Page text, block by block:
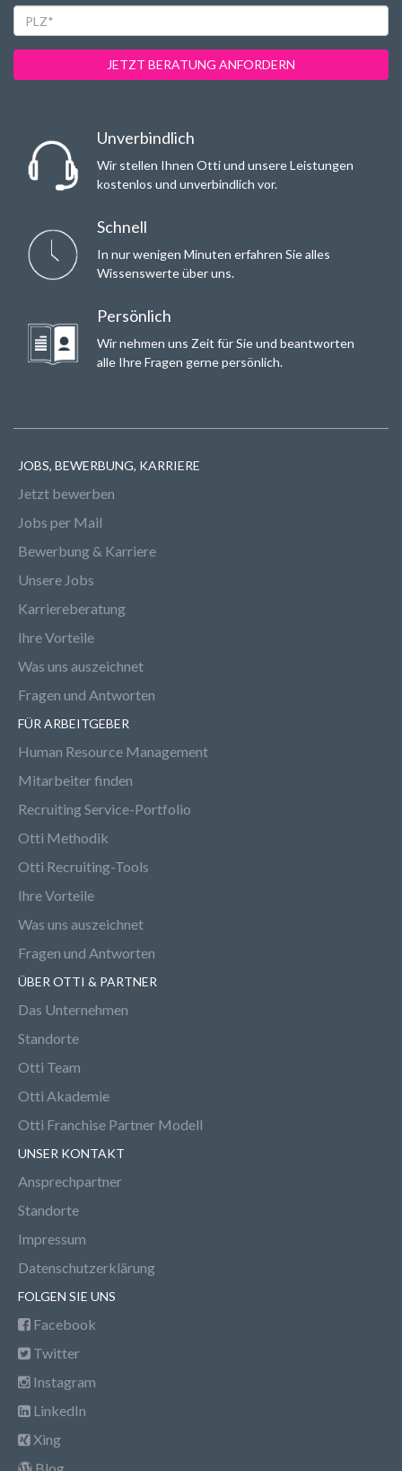
Email*
JETZT BERATUNG ANFORDERN
Unverbindlich
Wir stellen Ihnen Otti und unsere Leistungen
kostenlos und unverbindlich vor.
Schnell
In nur wenigen Minuten erfahren Sie alles
Wissenswerte über uns.
Persönlich
Wir nehmen uns Zeit für Sie und beantworten
alle Ihre Fragen gerne persönlich.
JOBS, BEWERBUNG, KARRIERE
Jetzt bewerben
Jobs per Mail
Bewerbung & Karriere
Unsere Jobs
Karriereberatung
Ihre Vorteile
Was uns auszeichnet
Fragen und Antworten
FÜR ARBEITGEBER
Human Resource Management
Mitarbeiter finden
Recruiting Service-Portfolio
Otti Methodik
Otti Recruiting-Tools
Ihre Vorteile
Was uns auszeichnet
Fragen und Antworten
ÜBER OTTI & PARTNER
Das Unternehmen
Standorte
Otti Team
Otti Akademie
Otti Franchise Partner Modell
UNSER KONTAKT
Ansprechpartner
Standorte
Impressum
Datenschutzerklärung
FOLGEN SIE UNS
Facebook
Twitter
Instagram
LinkedIn
Xing